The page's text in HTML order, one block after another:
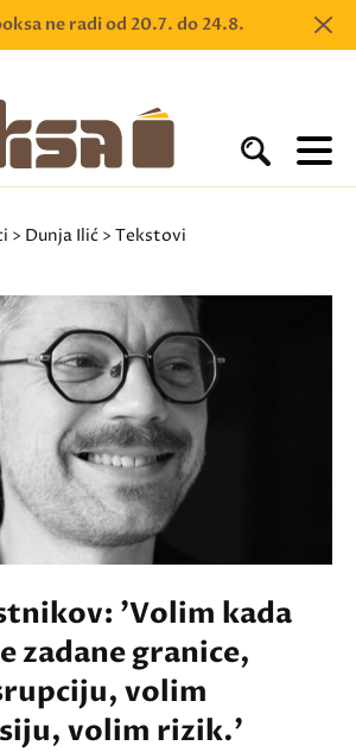
ne radi od 20.7. do 24.8.
> Dunja Ilić > Tekstovi
'Volim kada
zadane granice,
volim
volim rizik.'